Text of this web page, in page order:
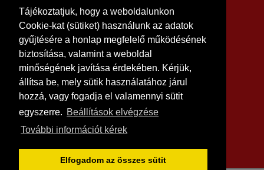
Tájékoztatjuk, hogy a weboldalunkon
Cookie-kat (sütiket) használunk az adatok
gyűjtésére a honlap megfelelő működésének
biztosítása, valamint a weboldal
minőségének javítása érdekében. Kérjük,
állítsa be, mely sütik használatához járul
hozzá, vagy fogadja el valamennyi sütit
egyszerre. Beállítások elvégzése
További információt kérek
Elfogadom az összes sütit
Impresszum
Süti beállítások
Információk
Hírek, cikkek
Kapcsolat
Letölthető dokumentumok
Rólunk
Vásárlási feltételek